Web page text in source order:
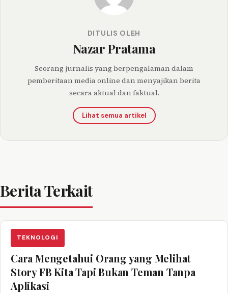
DITULIS OLEH
Nazar Pratama
Seorang jurnalis yang berpengalaman dalam
pemberitaan media online dan menyajikan berita
secara aktual dan faktual.
Lihat semua artikel
Berita Terkait
TEKNOLOGI
Cara Mengetahui Orang yang Melihat
Story FB Kita Tapi Bukan Teman Tanpa
Aplikasi